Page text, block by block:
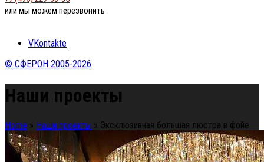
или мы можем перезвонить
VKontakte
© СФЕРОН 2005-2026
Наши проекты
Home » Наши проекты » Эксклюзивная большая люстра в фойе
отеля